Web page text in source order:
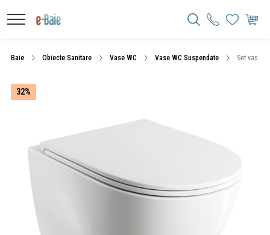
Baie Obiecte Sanitare Vase WC Vase WC Suspendate Set vas
32%